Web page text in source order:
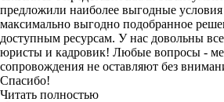
предложили наиболее выгодные
максимально выгодно подобранное
доступным ресурсам. У нас довольны
юристы и кадровик! Любые вопросы -
сопровождения не оставляют без
Спасибо!
Читать полностью